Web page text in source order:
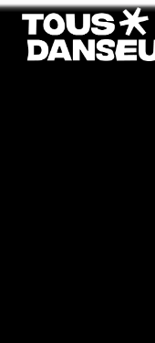
Aller
contenu